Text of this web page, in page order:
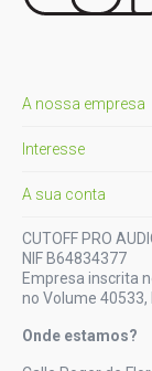
A nossa empresa
Interesse
A sua conta
CUTOFF PRO
NIF B64834377
Empresa inscrita
no Volume 40533,
Onde estamos?